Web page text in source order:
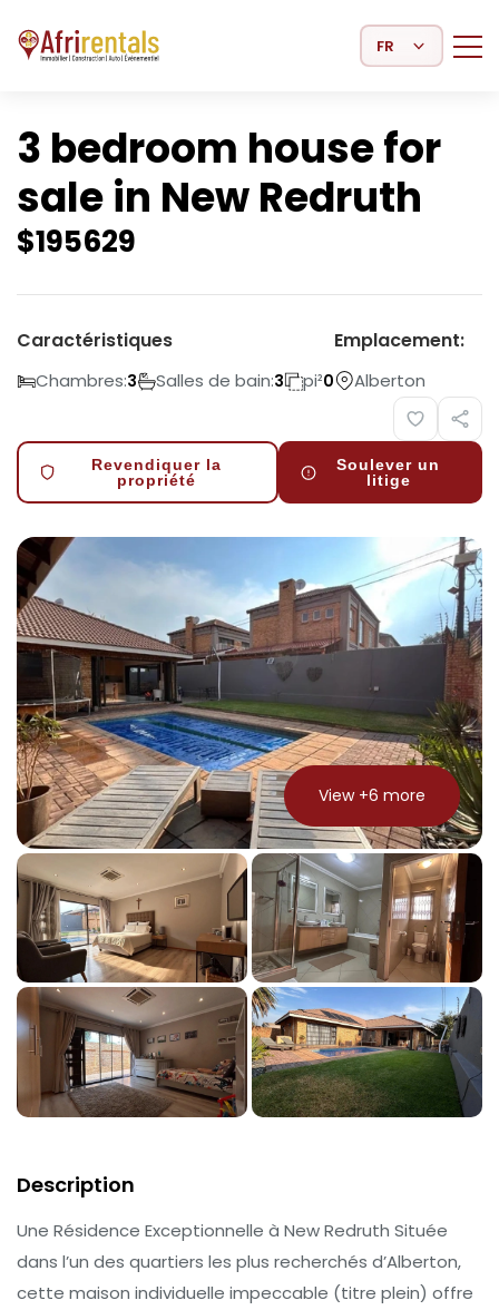
Select Language
3 bedroom house for
sale in New Redruth
$195629
Caractéristiques
Chambres:3 Salles de bain:3 pi²0
Emplacement:
Alberton
Revendiquer la
propriété
Soulever un
litige
View +6 more
Description
Une Résidence Exceptionnelle à New Redruth Située
dans l’un des quartiers les plus recherchés d’Alberton,
cette maison individuelle impeccable (titre plein) offre